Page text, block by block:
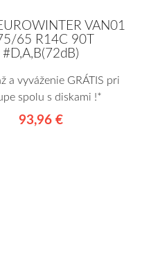
VAN01
65 R14C 90T
#D,A,B(72dB)
a vyváženie GRÁTIS pri
spolu s diskami !*
93,96 €